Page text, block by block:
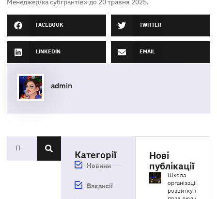
Менеджер/ка субгрантів» до 20 травня 2025.
FACEBOOK TWITTER
LINKEDIN EMAIL
admin
Категорії
Новини
Вакансії
Нові
публікації
Школа
організаційного
розвитку та